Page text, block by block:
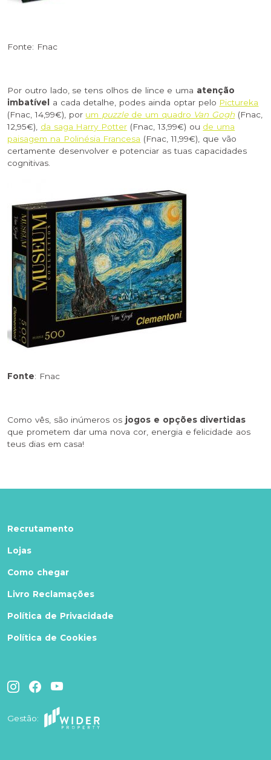
Fonte: Fnac
Por outro lado, se tens olhos de lince e uma atenção
imbatível a cada detalhe, podes ainda optar pelo Pictureka
(Fnac, 14,99€), por um puzzlede um quadro Van Gogh (Fnac,
12,95€), da saga Harry Potter (Fnac, 13,99€) ou de uma
paisagem na Polinésia Francesa (Fnac, 11,99€), que vão
certamente desenvolver e potenciar as tuas capacidades
cognitivas.
Fonte: Fnac
Como vês, são inúmeros os jogos e opções divertidas
que prometem dar uma nova cor, energia e felicidade aos
teus dias em casa!
Recrutamento
Lojas
Como chegar
Livro Reclamações
Política de Privacidade
Política de Cookies
Gestão: